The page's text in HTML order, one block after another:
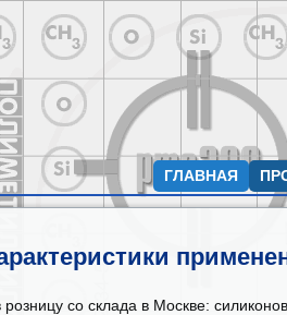
ГЛАВНАЯ
со склада в Москве: